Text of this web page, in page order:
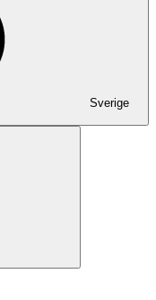
Sverige